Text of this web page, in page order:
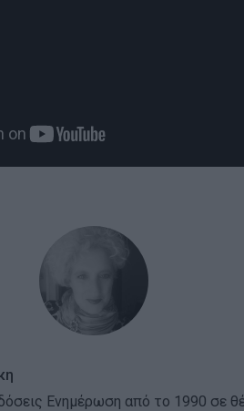
Ενημέρωση από το 1990 σε